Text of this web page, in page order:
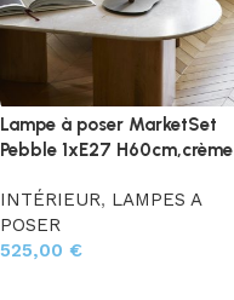
Lampe à poser MarketSet
Pebble 1xE27 H60cm,crème
INTÉRIEUR, LAMPES A
POSER
525,00 €